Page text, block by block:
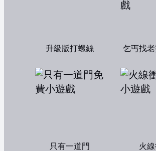
升級版打螺絲 乞丐找
只有一道門 火